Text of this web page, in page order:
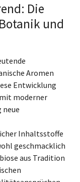
Die
und
Aromen
Entwicklung
moderner
neue
Inhaltsstoffe
geschmacklich
aus Tradition